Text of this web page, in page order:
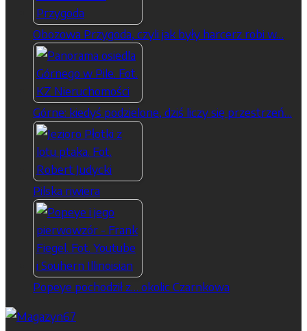
Obozowa Przygoda, czyli jak były harcerz robi w…
Górne: kiedyś podzielone, dziś liczy się przestrzeń…
Pilska riwiera
Popeye pochodził z… okolic Czarnkowa